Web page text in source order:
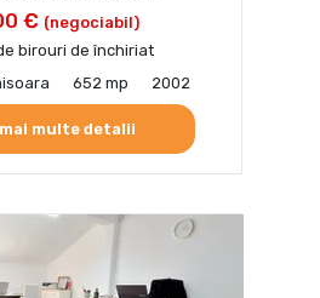
€ (negociabil)
birouri de închiriat
652 mp 2002
multe detalii